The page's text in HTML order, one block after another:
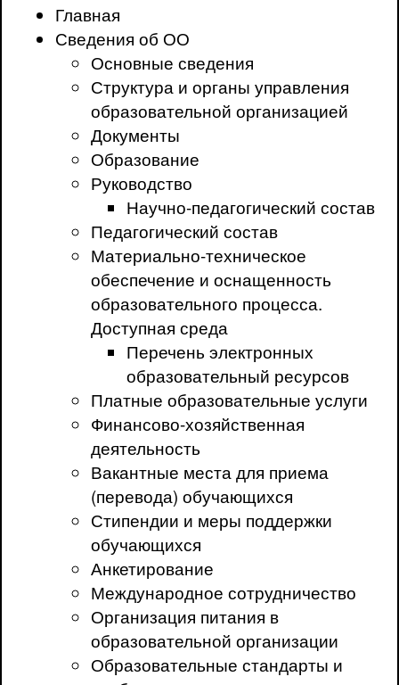
Главная
Сведения об ОО
Основные сведения
Структура и органы управления
образовательной организацией
Документы
Образование
Руководство
Научно-педагогический состав
Педагогический состав
Материально-техническое
обеспечение и оснащенность
образовательного процесса.
Доступная среда
Перечень электронных
образовательный ресурсов
Платные образовательные услуги
Финансово-хозяйственная
деятельность
Вакантные места для приема
(перевода) обучающихся
Стипендии и меры поддержки
обучающихся
Анкетирование
Международное сотрудничество
Организация питания в
образовательной организации
Образовательные стандарты и